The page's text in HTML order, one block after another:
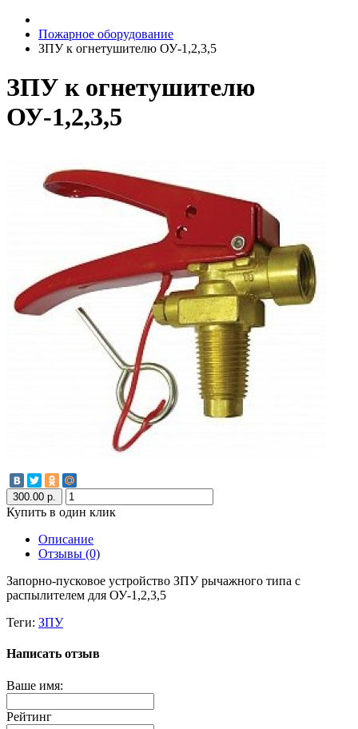
Пожарное оборудование
ЗПУ к огнетушителю ОУ-1,2,3,5
ЗПУ к огнетушителю
ОУ-1,2,3,5
300.00 р.
Купить в один клик
Описание
Отзывы (0)
Запорно-пусковое устройство ЗПУ рычажного типа с
распылителем для ОУ-1,2,3,5
Теги: ЗПУ
Написать отзыв
Ваше имя:
Рейтинг